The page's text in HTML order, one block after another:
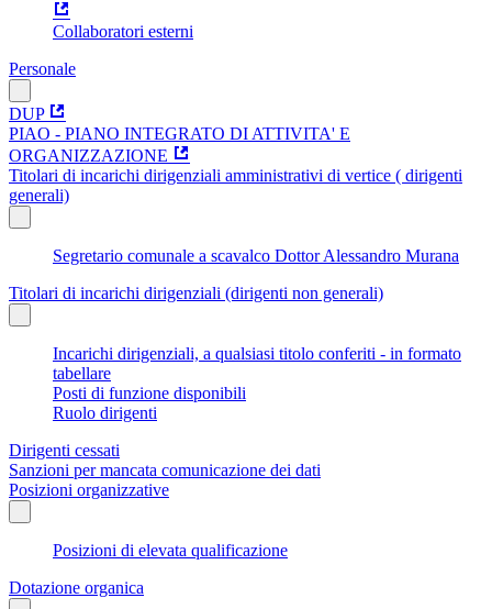
Collaboratori esterni
Personale
DUP
PIAO - PIANO INTEGRATO DI ATTIVITA' E
ORGANIZZAZIONE
Titolari di incarichi dirigenziali amministrativi di vertice ( dirigenti
generali)
Segretario comunale a scavalco Dottor Alessandro Murana
Titolari di incarichi dirigenziali (dirigenti non generali)
Incarichi dirigenziali, a qualsiasi titolo conferiti - in formato
tabellare
Posti di funzione disponibili
Ruolo dirigenti
Dirigenti cessati
Sanzioni per mancata comunicazione dei dati
Posizioni organizzative
Posizioni di elevata qualificazione
Dotazione organica